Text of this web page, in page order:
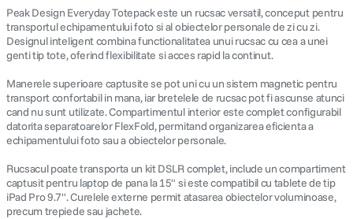
Peak Design Everyday Totepack este un rucsac versatil, conceput pentru
transportul echipamentului foto si al obiectelor personale de zi cu zi.
Designul inteligent combina functionalitatea unui rucsac cu cea a unei
genti tip tote, oferind flexibilitate si acces rapid la continut.
Manerele superioare captusite se pot uni cu un sistem magnetic pentru
transport confortabil in mana, iar bretelele de rucsac pot fi ascunse atunci
cand nu sunt utilizate. Compartimentul interior este complet configurabil
datorita separatoarelor FlexFold, permitand organizarea eficienta a
echipamentului foto sau a obiectelor personale.
Rucsacul poate transporta un kit DSLR complet, include un compartiment
captusit pentru laptop de pana la 15" si este compatibil cu tablete de tip
iPad Pro 9.7". Curelele externe permit atasarea obiectelor voluminoase,
precum trepiede sau jachete.